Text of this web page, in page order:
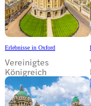
Erlebnisse in Oxford
Vereinigtes
Königreich